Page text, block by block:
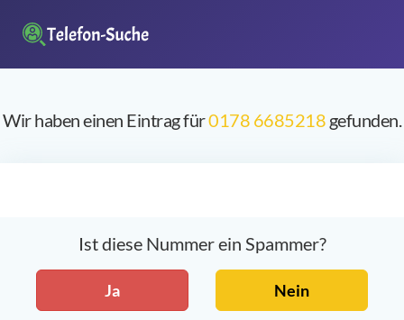
Wir haben einen Eintrag für0178 6685218 gefunden.
Ist diese Nummer ein Spammer?
Ja Nein